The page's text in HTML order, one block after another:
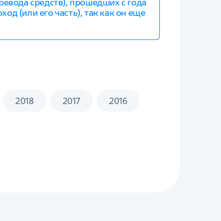
(или его часть), так как он еще
2018 2017 2016